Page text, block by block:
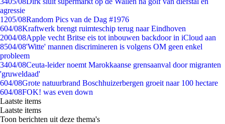
agressie
1205/08Random Pics van de Dag #1976
604/08Kraftwerk brengt ruimteschip terug naar Eindhoven
2004/08Apple vecht Britse eis tot inbouwen backdoor in iCloud aan
8504/08'Witte' mannen discrimineren is volgens OM geen enkel
probleem
3404/08Ceuta-leider noemt Marokkaanse grensaanval door migranten
'gruweldaad'
604/08Grote natuurbrand Boschhuizerbergen groeit naar 100 hectare
604/08FOK! was even down
Laatste items
Laatste items
Toon berichten uit deze thema's